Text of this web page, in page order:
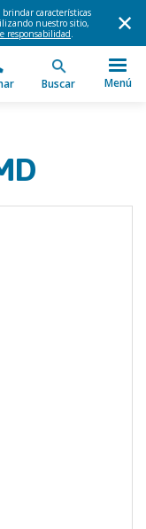
brindar características
nuestro sitio,
responsabilidad.
Buscar Menú